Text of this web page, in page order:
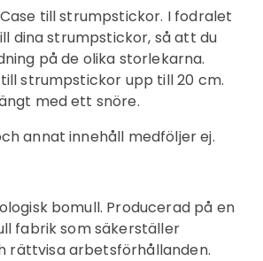
till strumpstickor. I fodralet
dina strumpstickor, så att du
på de olika storlekarna.
strumpstickor upp till 20 cm.
med ett snöre.
annat innehåll medföljer ej.
bomull. Producerad på en
fabrik som säkerställer
rättvisa arbetsförhållanden.
krävs
konto för att lägga till
önskelista och se dina
artiklar.